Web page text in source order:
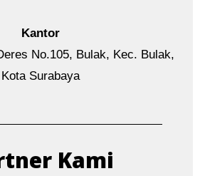
Kantor
No.105, Bulak, Kec. Bulak,
Kota Surabaya
Kami